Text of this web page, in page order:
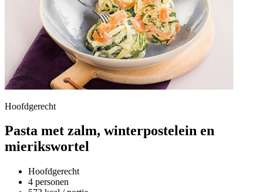
Hoofdgerecht
Pasta met zalm, winterpostelein en
mierikswortel
Hoofdgerecht
4 personen